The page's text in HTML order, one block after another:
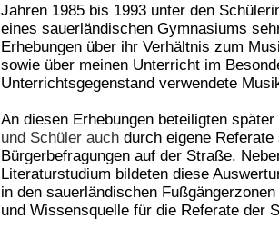
Jahren 1985 bis 1993 unter den
eines sauerländischen Gymnasiums
Erhebungen über ihr Verhältnis zum
sowie über meinen Unterricht im
Unterrichtsgegenstand verwendete
An diesen Erhebungen beteiligten später
und Schüler auch durch eigene
Bürgerbefragungen auf der Straße.
Literaturstudium bildeten diese
in den sauerländischen
und Wissensquelle für die Referate der